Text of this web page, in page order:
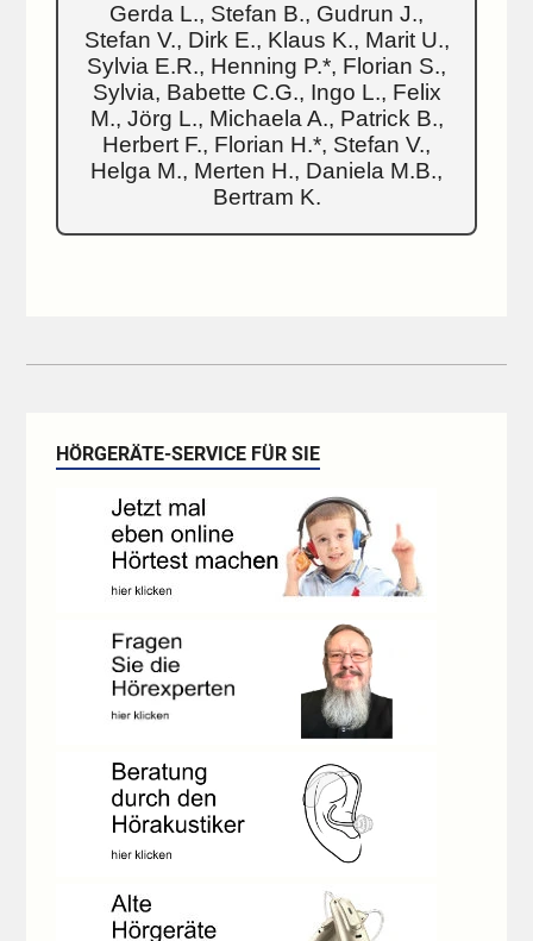
Gerda L., Stefan B., Gudrun J.,
Stefan V., Dirk E., Klaus K., Marit U.,
Sylvia E.R., Henning P.*, Florian S.,
Sylvia, Babette C.G., Ingo L., Felix
M., Jörg L., Michaela A., Patrick B.,
Herbert F., Florian H.*, Stefan V.,
Helga M., Merten H., Daniela M.B.,
Bertram K.
HÖRGERÄTE-SERVICE FÜR SIE